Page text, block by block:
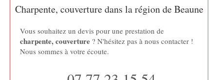
Charpente, couverture dans la région de Beaune
Vous souhaitez un devis pour une prestation de
charpente, couverture ? N'hésitez pas à nous contacter !
Nous sommes à votre écoute.